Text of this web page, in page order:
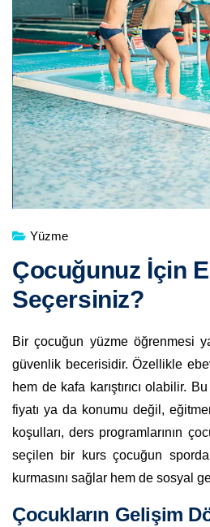
Yüzme
Çocuğunuz İçin
Seçersiniz?
Bir çocuğun yüzme öğrenmesi
güvenlik becerisidir. Özellikle
hem de kafa karıştırıcı olabilir.
fiyatı ya da konumu değil,
koşulları, ders programlarının
seçilen bir kurs çocuğun
kurmasını sağlar hem de sosyal
Çocukların Gelişim